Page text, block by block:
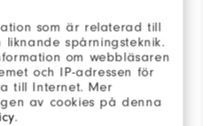
som är relaterad till
spårningsteknik.
om webbläsaren
och IP-adressen för
till Internet. Mer
av cookies på denna
.
this product
other customers.